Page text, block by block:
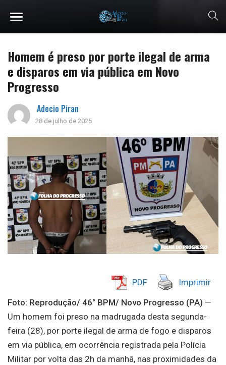
Homem é preso por porte ilegal de arma
e disparos em via pública em Novo
Progresso
Adecio Piran
28 de julho de 2025
PDF Imprimir
Foto: Reprodução/ 46° BPM/ Novo Progresso (PA) —
Um homem foi preso na madrugada desta segunda-
feira (28), por porte ilegal de arma de fogo e disparos
em via pública, em ocorrência registrada pela Polícia
Militar por volta das 2h da manhã, nas proximidades da